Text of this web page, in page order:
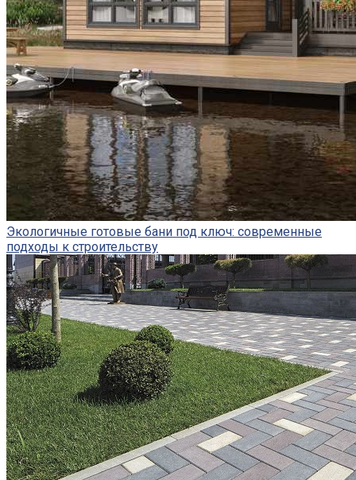
Экологичные готовые бани под ключ: современные
подходы к строительству